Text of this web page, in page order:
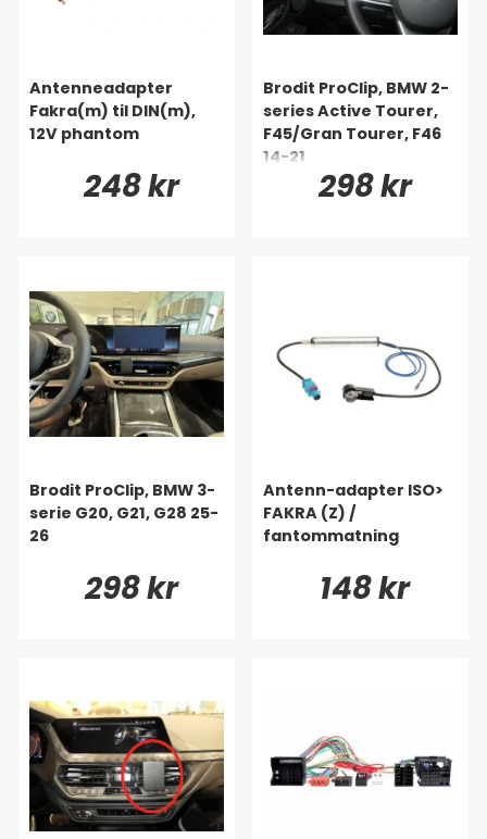
Antenneadapter
Fakra(m) til DIN(m),
12V phantom
248 kr
Brodit ProClip, BMW 2-
series Active Tourer,
F45/Gran Tourer, F46
14-21
298 kr
Brodit ProClip, BMW 3-
serie G20, G21, G28 25-
26
298 kr
Antenn-adapter ISO>
FAKRA (Z) /
fantommatning
148 kr